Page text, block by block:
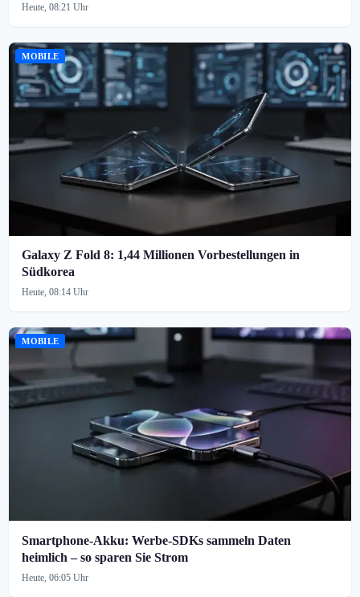
Heute, 08:21 Uhr
MOBILE
Galaxy Z Fold 8: 1,44 Millionen Vorbestellungen in
Südkorea
Heute, 08:14 Uhr
MOBILE
Smartphone-Akku: Werbe-SDKs sammeln Daten
heimlich – so sparen Sie Strom
Heute, 06:05 Uhr